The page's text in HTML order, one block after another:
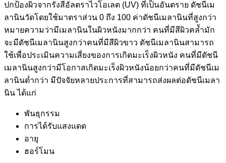
ปกป้องผิวจากรังสีอัลตราไวโอเลต (UV) ที่เป็นอันตราย ดัชนีเม
ลานินวัดโดยใช้มาตราส่วน 0 ถึง 100 ค่าดัชนีเมลานินที่สูงกว่า
หมายความว่ามีเมลานินในผิวหนังมากกว่า คนที่มีสีผิวคล้ำมัก
จะมีดัชนีเมลานินสูงกว่าคนที่มีสีผิวขาว ดัชนีเมลานินสามารถ
ใช้เพื่อประเมินความเสี่ยงของการเกิดมะเร็งผิวหนัง คนที่มีดัชนี
เมลานินสูงกว่ามีโอกาสเกิดมะเร็งผิวหนังน้อยกว่าคนที่มีดัชนีเม
ลานินต่ำกว่า มีปัจจัยหลายประการที่สามารถส่งผลต่อดัชนีเมลา
นิน ได้แก่
พันธุกรรม
การได้รับแสงแดด
อายุ
ฮอร์โมน